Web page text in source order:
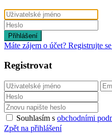
Přihlášení
Máte zájem o účet? Registrujte
Registrovat
Souhlasím s obchodními
Zpět na přihlášení